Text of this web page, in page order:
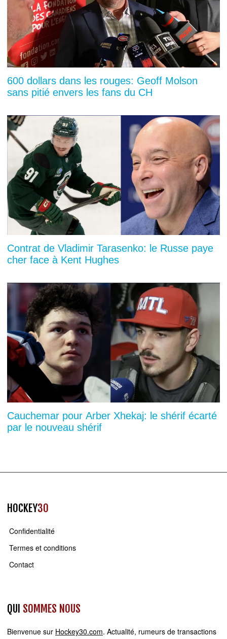
600 dollars dans les rouges: Geoff Molson
sans pitié envers les fans du CH
Contrat de Vladimir Tarasenko: le Russe paye
cher face à Kent Hughes
Cauchemar pour Arber Xhekaj: le shérif écarté
par le nouveau shérif
HOCKEY30
Confidentialité
Termes et conditions
Contact
QUI SOMMES NOUS
Bienvenue sur Hockey30.com. Actualité, rumeurs de transactions